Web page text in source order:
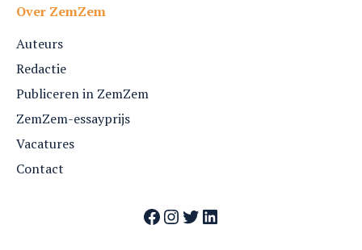
Over ZemZem
Auteurs
Redactie
Publiceren in ZemZem
ZemZem-essayprijs
Vacatures
Contact
Facebook
Instagram
Twitter
LinkedIn